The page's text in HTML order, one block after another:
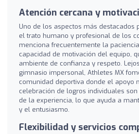
Atención cercana y
Uno de los aspectos más destacados
el trato humano y profesional de los
menciona frecuentemente la
capacidad de motivación del equipo,
ambiente de confianza y respeto.
gimnasio impersonal, Athletes MX
comunidad deportiva donde el apoyo
celebración de logros individuales
de la experiencia, lo que ayuda a
y el entusiasmo.
Flexibilidad y servicios